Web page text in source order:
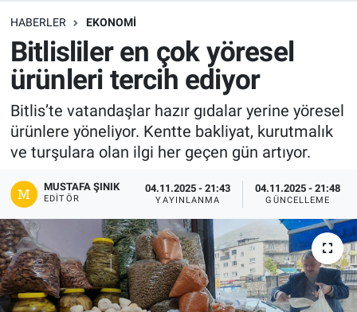
HABERLER EKONOMI
Bitlisliler en çok yöresel
ürünleri tercih ediyor
Bitlis’te vatandaşlar hazır gıdalar yerine yöresel
ürünlere yöneliyor. Kentte bakliyat, kurutmalık
ve turşulara olan ilgi her geçen gün artıyor.
MUSTAFA ŞINIK
EDITÖR
04.11.2025 - 21:43
YAYINLANMA
04.11.2025 - 21:48
GÜNCELLEME
Eğitim
Ekonomi
Genel
Magazin
Politika
Son Dakika Haberleri
Haber Arşivi